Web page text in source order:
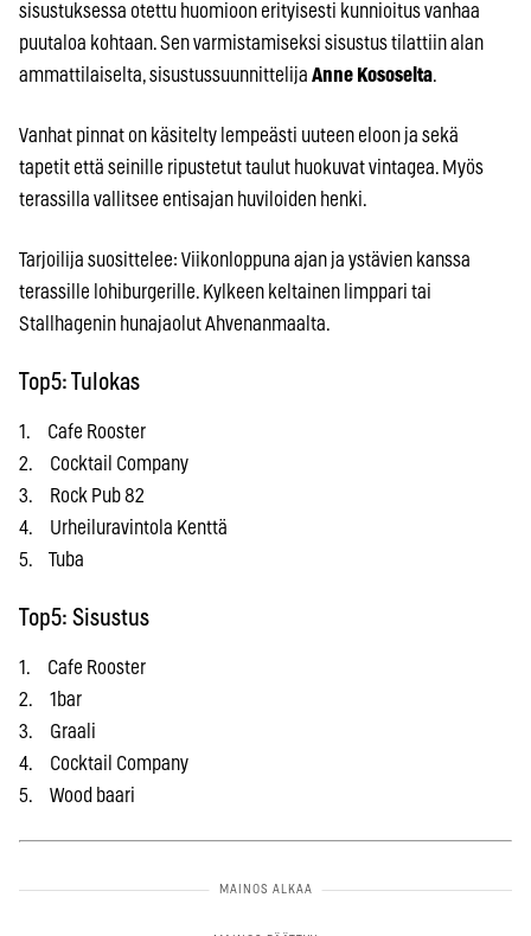
sisustuksessa otettu huomioon erityisesti kunnioitus vanhaa
puutaloa kohtaan. Sen varmistamiseksi sisustus tilattiin alan
ammattilaiselta, sisustussuunnittelija Anne Kososelta.
Vanhat pinnat on käsitelty lempeästi uuteen eloon ja sekä
tapetit että seinille ripustetut taulut huokuvat vintagea. Myös
terassilla vallitsee entisajan huviloiden henki.
Tarjoilija suosittelee: Viikonloppuna ajan ja ystävien kanssa
terassille lohiburgerille. Kylkeen keltainen limppari tai
Stallhagenin hunajaolut Ahvenanmaalta.
Top5: Tulokas
1. Cafe Rooster
2. Cocktail Company
3. Rock Pub 82
4. Urheiluravintola Kenttä
5. Tuba
Top5: Sisustus
1. Cafe Rooster
2. 1bar
3. Graali
4. Cocktail Company
5. Wood baari